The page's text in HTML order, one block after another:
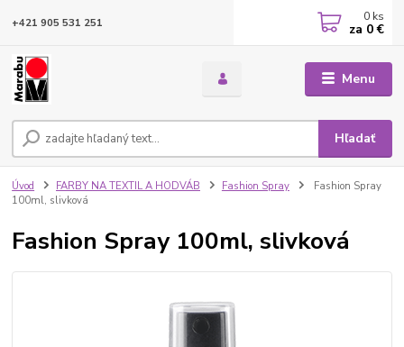
Menu
Hľadať
+421 905 531 251 0 ks
za 0 €
Úvod FARBY NA TEXTIL A HODVÁB Fashion Spray
Fashion Spray
100ml, slivková
Fashion Spray 100ml, slivková